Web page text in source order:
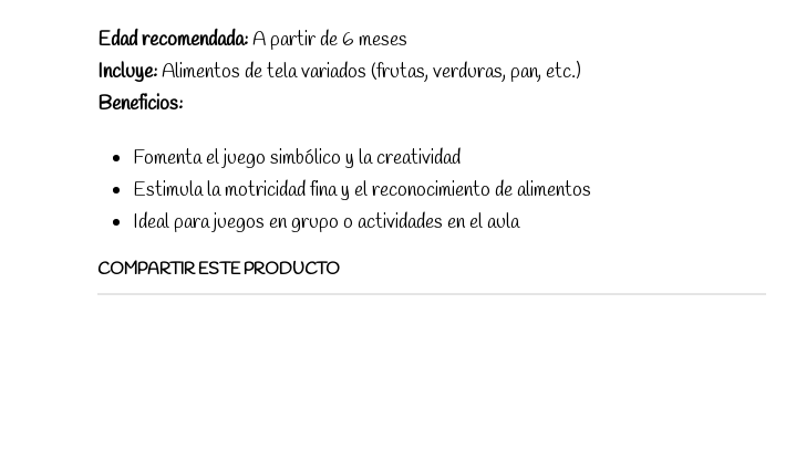
Edad recomendada:A partir de 6 meses
Incluye:Alimentos de tela variados (frutas, verduras, pan, etc.)
Beneficios:
Fomenta el juego simbólico y la creatividad
Estimula la motricidad fina y el reconocimiento de alimentos
Ideal para juegos en grupo o actividades en el aula
COMPARTIR ESTE PRODUCTO